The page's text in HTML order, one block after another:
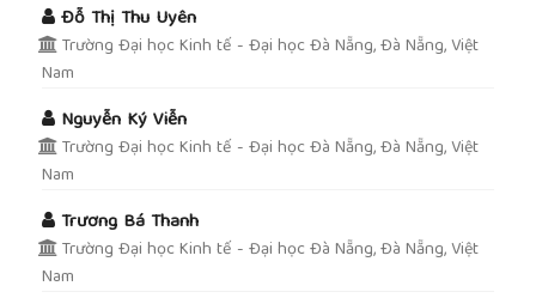
Đỗ Thị Thu Uyên
Trường Đại học Kinh tế - Đại học Đà Nẵng, Đà Nẵng, Việt
Nam
Nguyễn Ký Viễn
Trường Đại học Kinh tế - Đại học Đà Nẵng, Đà Nẵng, Việt
Nam
Trương Bá Thanh
Trường Đại học Kinh tế - Đại học Đà Nẵng, Đà Nẵng, Việt
Nam